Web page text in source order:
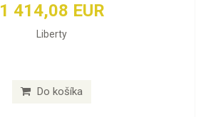
1 414,08 EUR
Liberty
Do košíka